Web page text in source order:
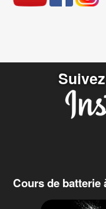
Suivez
Cours de batterie